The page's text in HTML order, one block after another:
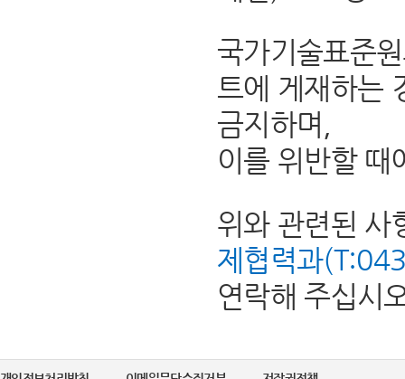
국가기술표준
트에 게재하는
금지하며,
이를 위반할 때
위와 관련된 사
제협력과
연락해 주십시